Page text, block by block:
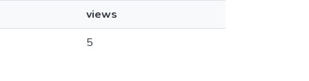
views
5